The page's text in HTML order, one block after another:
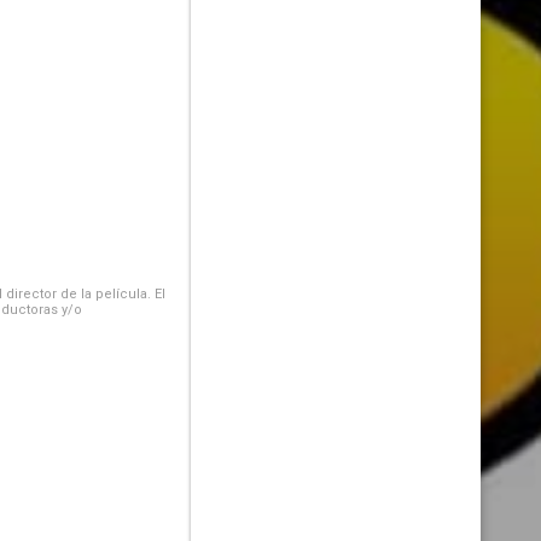
de la película. El
y/o